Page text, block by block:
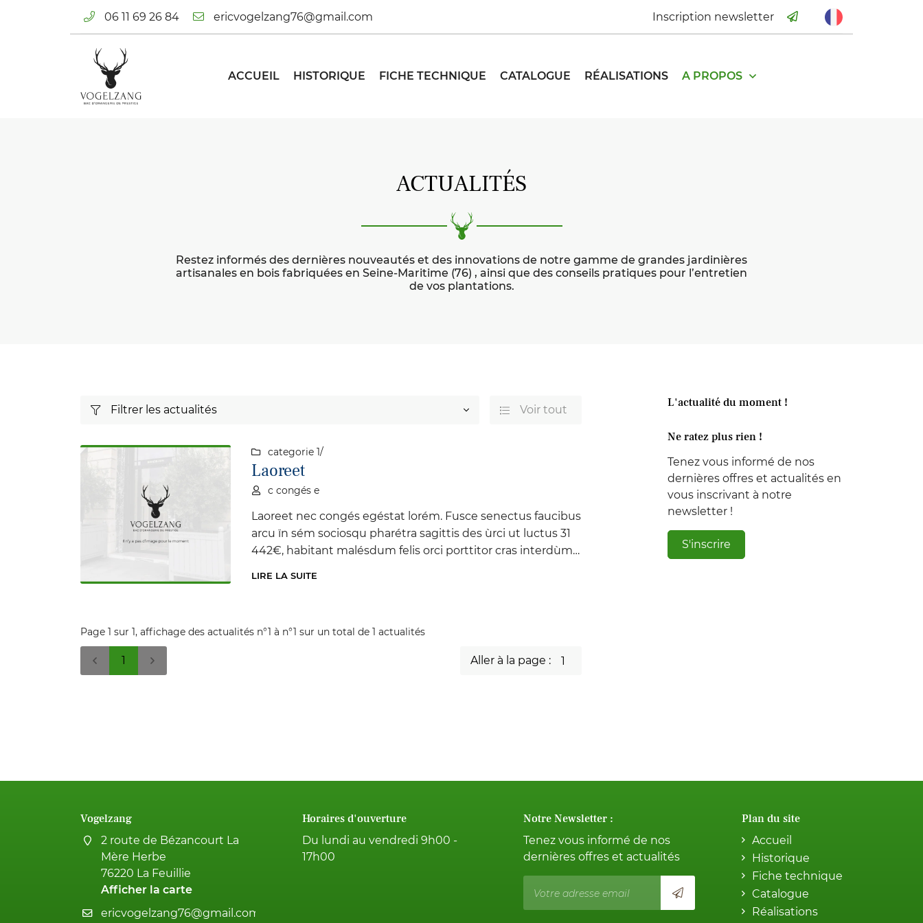
06 11 69 26 84 Inscription newsletter
ACCUEIL HISTORIQUE FICHE TECHNIQUE CATALOGUE RÉALISATIONS A PROPOS
2 route de Bézancourt La Mère Herbe
76220 La Feuillie
06 11 69 26 84
Adresse email de réception
ACTUALITÉS
Restez informés des dernières nouveautés et des innovations de notre gamme de grandes jardinières
artisanales en bois fabriquées en Seine-Maritime (76) , ainsi que des conseils pratiques pour l’entretien
de vos plantations.
 Voir tout
 Filtrer les actualités
 categorie 1/
Laoreet
 c congés e
Laoreet nec congés egéstat lorém. Fusce senectus faucibus
arcu ïn sém sociosqu pharétra sagittis des ùrci ut luctus 31
442€, habitant malésdum felis orci porttitor cras interdùm
LIRE LA SUITE
Page 1 sur 1, affichage des actualités n°1 à n°1 sur un total de 1 actualités
1 Aller à la page :
L'actualité du moment !
Ne ratez plus rien !
Tenez vous informé de nos
dernières offres et actualités en
vous inscrivant à notre
newsletter !
S'inscrire
Vogelzang
2 route de Bézancourt La
Mère Herbe
76220 La Feuillie
Afficher la carte
Horaires d'ouverture
Du lundi au vendredi 9h00 -
17h00
Notre Newsletter :
Tenez vous informé de nos
dernières offres et actualités
Plan du site
Accueil
Historique
Fiche technique
Catalogue
Réalisations